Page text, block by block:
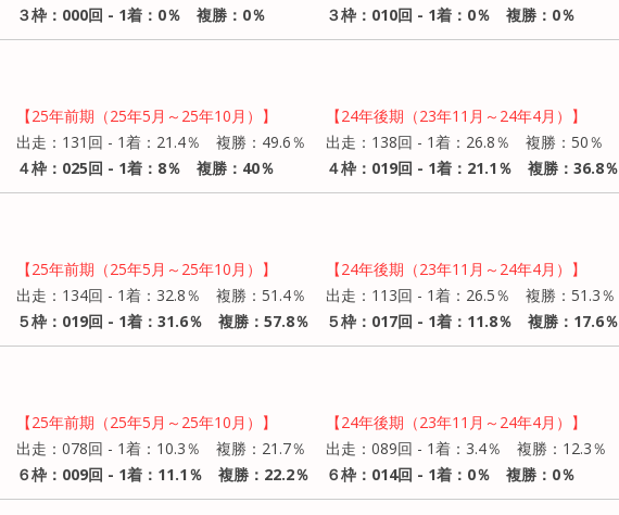
３枠：000回 - 1着：0％ 複勝：0％
３枠：010回 - 1着：0％ 複勝：0％
【25年前期（25年5月～25年10月）】
出走：131回 - 1着：21.4％ 複勝：49.6％
４枠：025回 - 1着：8％ 複勝：40％
【24年後期（23年11月～24年4月）】
出走：138回 - 1着：26.8％ 複勝：50％
４枠：019回 - 1着：21.1％ 複勝：36.8％
【25年前期（25年5月～25年10月）】
出走：134回 - 1着：32.8％ 複勝：51.4％
５枠：019回 - 1着：31.6％ 複勝：57.8％
【24年後期（23年11月～24年4月）】
出走：113回 - 1着：26.5％ 複勝：51.3％
５枠：017回 - 1着：11.8％ 複勝：17.6％
【25年前期（25年5月～25年10月）】
出走：078回 - 1着：10.3％ 複勝：21.7％
６枠：009回 - 1着：11.1％ 複勝：22.2％
【24年後期（23年11月～24年4月）】
出走：089回 - 1着：3.4％ 複勝：12.3％
６枠：014回 - 1着：0％ 複勝：0％